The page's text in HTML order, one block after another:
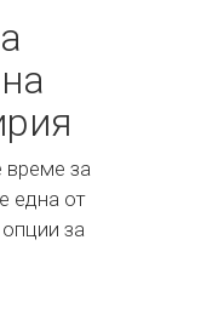
време за
една от
за